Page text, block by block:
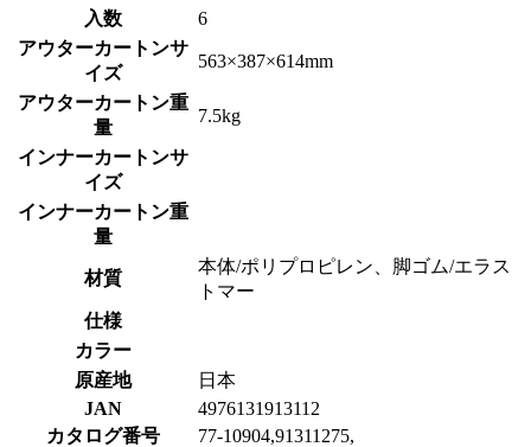
入数
6
アウターカートンサ
イズ
563×387×614mm
アウターカートン重
量
7.5kg
インナーカートンサ
イズ
インナーカートン重
量
材質
本体/ポリプロピレン、脚ゴム/エラス
トマー
仕様
カラー
原産地
日本
JAN
4976131913112
カタログ番号
77-10904,91311275,